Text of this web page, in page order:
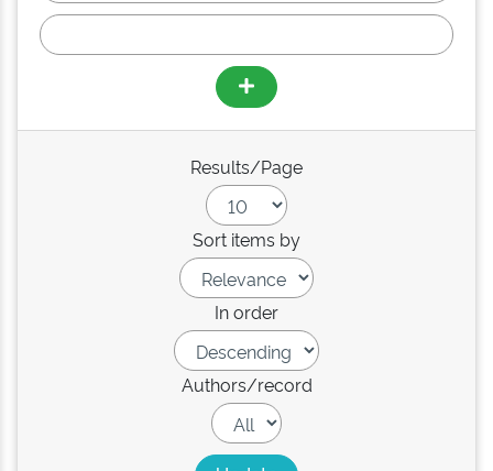
Results/Page
Sort items by
In order
Authors/record